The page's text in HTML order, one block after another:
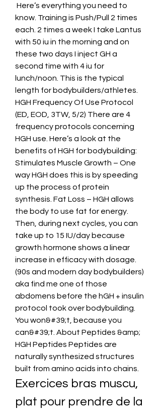
know. Training is Push/Pull 2 times
each. 2 times a week I take Lantus
with 50 iu in the morning and on
these two days I inject GH a
second time with 4 iu for
lunch/noon. This is the typical
length for bodybuilders/athletes.
HGH Frequency Of Use Protocol
(ED, EOD, 3TW, 5/2) There are 4
frequency protocols concerning
HGH use. Here’s a look at the
benefits of HGH for bodybuilding:
Stimulates Muscle Growth – One
way HGH does this is by speeding
up the process of protein
synthesis. Fat Loss – HGH allows
the body to use fat for energy.
Then, during next cycles, you can
take up to 15 IU/day because
growth hormone shows a linear
increase in efficacy with dosage.
(90s and modern day bodybuilders)
aka find me one of those
abdomens before the hGH + insulin
protocol took over bodybuilding.
You won&#39;t, because you
can&#39;t. About Peptides &amp;
HGH Peptides Peptides are
naturally synthesized structures
built from amino acids into chains.
Exercices bras muscu,
plat pour prendre de la